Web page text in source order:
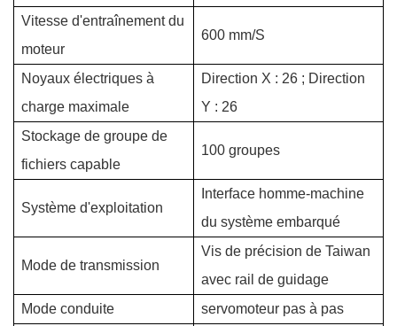
Vitesse d'entraînement du
moteur
600 mm/S
Noyaux électriques à
charge maximale
Direction X : 26 ; Direction
Y : 26
Stockage de groupe de
fichiers capable
100 groupes
Système d'exploitation
Interface homme-machine
du système embarqué
Mode de transmission
Vis de précision de Taiwan
avec rail de guidage
Mode conduite
servomoteur pas à pas